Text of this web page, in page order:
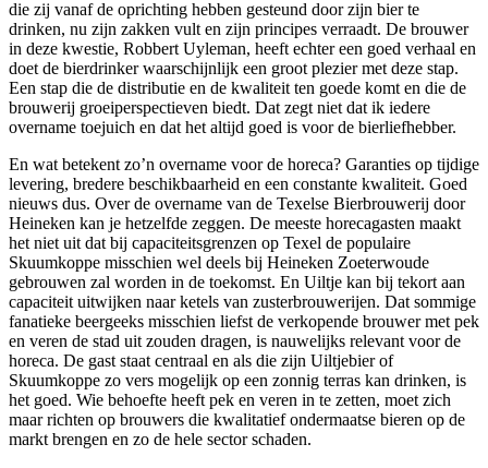
die zij vanaf de oprichting hebben gesteund door zijn bier te
drinken, nu zijn zakken vult en zijn principes verraadt. De brouwer
in deze kwestie, Robbert Uyleman, heeft echter een goed verhaal en
doet de bierdrinker waarschijnlijk een groot plezier met deze stap.
Een stap die de distributie en de kwaliteit ten goede komt en die de
brouwerij groeiperspectieven biedt. Dat zegt niet dat ik iedere
overname toejuich en dat het altijd goed is voor de bierliefhebber.
En wat betekent zo’n overname voor de horeca? Garanties op tijdige
levering, bredere beschikbaarheid en een constante kwaliteit. Goed
nieuws dus. Over de overname van de Texelse Bierbrouwerij door
Heineken kan je hetzelfde zeggen. De meeste horecagasten maakt
het niet uit dat bij capaciteitsgrenzen op Texel de populaire
Skuumkoppe misschien wel deels bij Heineken Zoeterwoude
gebrouwen zal worden in de toekomst. En Uiltje kan bij tekort aan
capaciteit uitwijken naar ketels van zusterbrouwerijen. Dat sommige
fanatieke beergeeks misschien liefst de verkopende brouwer met pek
en veren de stad uit zouden dragen, is nauwelijks relevant voor de
horeca. De gast staat centraal en als die zijn Uiltjebier of
Skuumkoppe zo vers mogelijk op een zonnig terras kan drinken, is
het goed. Wie behoefte heeft pek en veren in te zetten, moet zich
maar richten op brouwers die kwalitatief ondermaatse bieren op de
markt brengen en zo de hele sector schaden.